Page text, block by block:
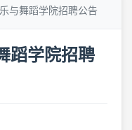
与舞蹈学院招聘公告
蹈学院招聘